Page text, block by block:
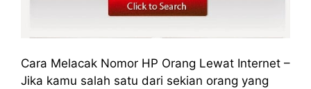
Cara Melacak Nomor HP Orang Lewat Internet –
Jika kamu salah satu dari sekian orang yang